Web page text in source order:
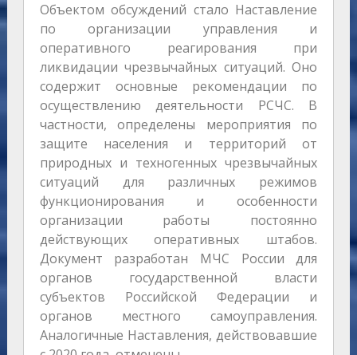
Объектом обсуждений стало Наставление
по организации управления и
оперативного реагирования при
ликвидации чрезвычайных ситуаций. Оно
содержит основные рекомендации по
осуществлению деятельности РСЧС. В
частности, определены мероприятия по
защите населения и территорий от
природных и техногенных чрезвычайных
ситуаций для различных режимов
функционирования и особенности
организации работы постоянно
действующих оперативных штабов.
Документ разработан МЧС России для
органов государственной власти
субъектов Российской Федерации и
органов местного самоуправления.
Аналогичные Наставления, действовавшие